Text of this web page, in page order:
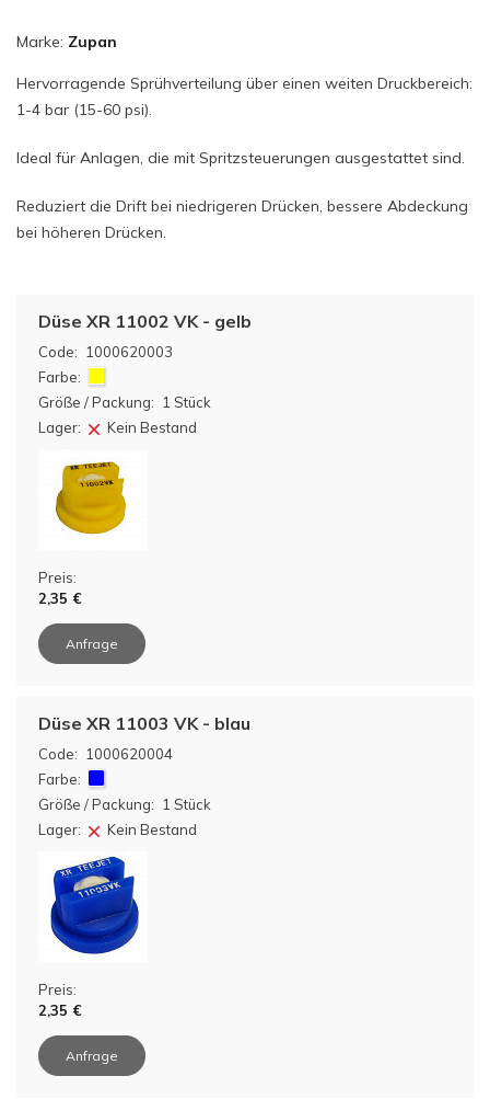
Marke: Zupan
Hervorragende Sprühverteilung über einen weiten Druckbereich:
1-4 bar (15-60 psi).
Ideal für Anlagen, die mit Spritzsteuerungen ausgestattet sind.
Reduziert die Drift bei niedrigeren Drücken, bessere Abdeckung
bei höheren Drücken.
Code: 1000620003
Düse XR 11002 VK - gelb
Farbe:
Größe / Packung:
1 Stück
Lager:
Kein Bestand
Preis:
2,35 €
Anfrage
Code: 1000620004
Düse XR 11003 VK - blau
Farbe:
Größe / Packung:
1 Stück
Lager:
Kein Bestand
Preis:
2,35 €
Anfrage